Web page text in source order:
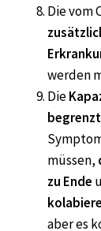
Die vom
werden
Die
begrenzt
müssen,
zu Ende
aber es